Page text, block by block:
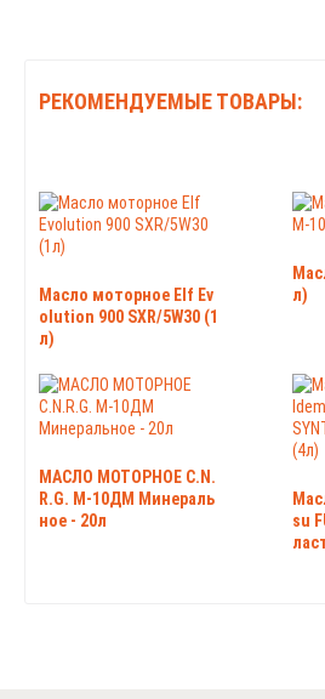
РЕКОМЕНДУЕМЫЕ ТОВАРЫ:
Масло моторное Elf Ev
olution 900 SXR/5W30 (1
л)
л)
МАСЛО МОТОРНОЕ C.N.
R.G. М-10ДМ Минераль
ное - 20л
su